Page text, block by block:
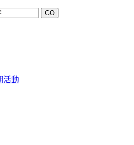
GO
活動